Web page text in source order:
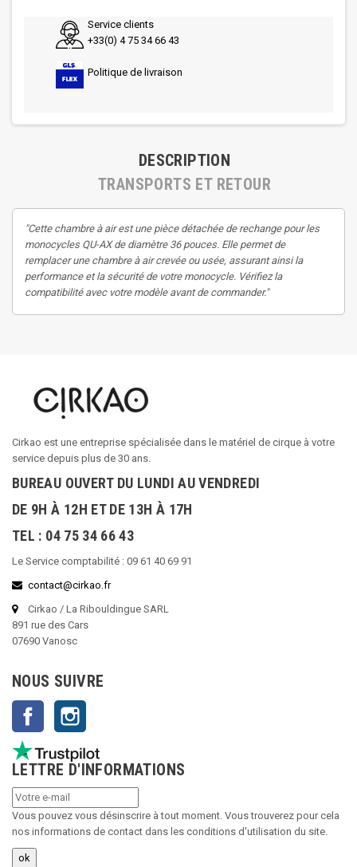
Service clients
+33(0) 4 75 34 66 43
Politique de livraison
DESCRIPTION
TRANSPORTS ET RETOUR
"Cette chambre à air est une pièce détachée de rechange pour les
monocycles QU-AX de diamètre 36 pouces. Elle permet de
remplacer une chambre à air crevée ou usée, assurant ainsi la
performance et la sécurité de votre monocycle. Vérifiez la
compatibilité avec votre modèle avant de commander."
Cirkao est une entreprise spécialisée dans le matériel de cirque à votre
service depuis plus de 30 ans.
BUREAU OUVERT DU LUNDI AU VENDREDI
DE 9H À 12H ET DE 13H À 17H
TEL : 04 75 34 66 43
Le Service comptabilité : 09 61 40 69 91
contact@cirkao.fr
Cirkao / La Ribouldingue SARL
891 rue des Cars
07690 Vanosc
NOUS SUIVRE
Facebook
LETTRE D'INFORMATIONS
Vous pouvez vous désinscrire à tout moment. Vous trouverez pour cela
nos informations de contact dans les conditions d'utilisation du site.